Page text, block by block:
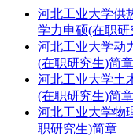
河北工业大学供
学力申硕(在职
河北工业大学动
(在职研究生)简章
河北工业大学土
(在职研究生)简章
河北工业大学物
职研究生)简章